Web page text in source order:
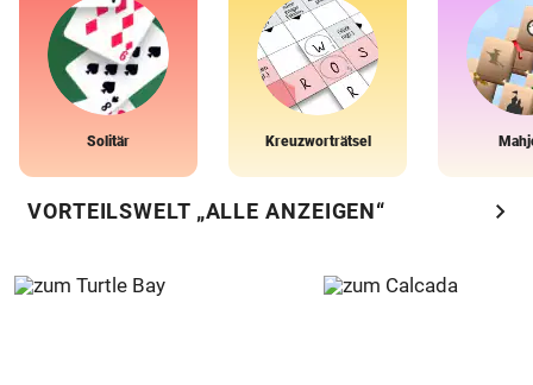
Solitär Kreuzworträtsel
VORTEILSWELT „ALLE ANZEIGEN“ chevron_right